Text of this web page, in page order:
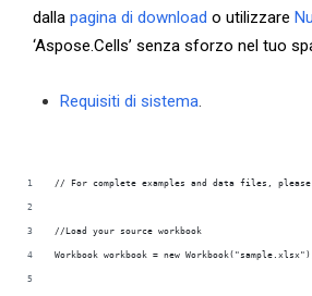
dalla pagina di download o utilizzare
‘Aspose.Cells’ senza sforzo nel tuo
Requisiti di sistema.
// For complete examples and data files,
//Load your source workbook
Workbook workbook = new